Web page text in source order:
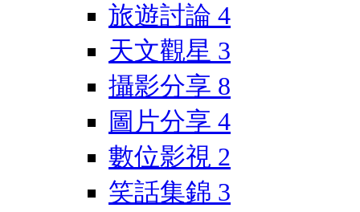
旅遊討論 4
天文觀星 3
攝影分享 8
圖片分享 4
數位影視 2
笑話集錦 3